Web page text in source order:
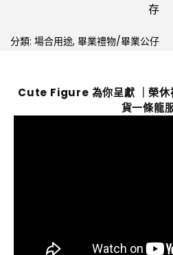
存
分類: 場合用途, 畢業禮物/畢業公仔
Cute Figure 為你呈獻 ｜榮休
貨一條龍